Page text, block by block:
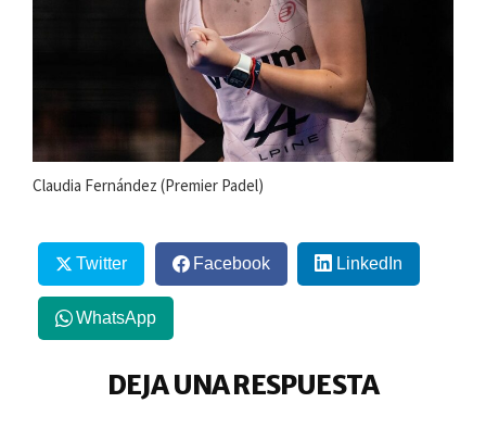
Claudia Fernández (Premier Padel)
Twitter Facebook LinkedIn
WhatsApp
DEJA UNA RESPUESTA